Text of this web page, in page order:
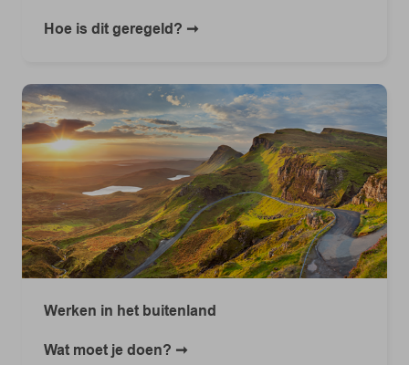
Hoe is dit geregeld?
Werken in het buitenland
Wat moet je doen?